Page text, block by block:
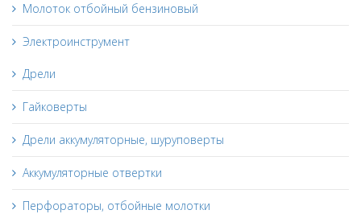
Молоток отбойный бензиновый
Электроинструмент
Дрели
Гайковерты
Дрели аккумуляторные, шуруповерты
Аккумуляторные отвертки
Перфораторы, отбойные молотки